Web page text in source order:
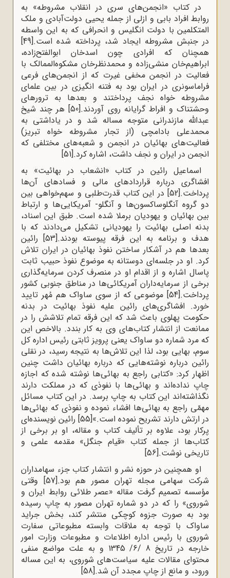
در کتاب «انجمن‌های سری در انقلاب مشروطه» به
روابط افراد بابی و ازلی از جمله یحیی دولت‌آبادی و ملک
المتکلمین با دولت انگلیس و انحرافی که به این واسطه
در جنبش مشروطه ایجاد شد، پرداخته شده است.[49]
همچنان که افرادی چون اسدخان ابوالفتح‌زاده،
ابراهیم‌خان منشی‌زاده و محمدنظرخان مشکوه‌الممالک با
فعالیت در انجمن مخفی غیرت که از انجمن‌های فرعی
فراماسونری در ایران بود به فتنه انگیزی در بین علمای
مشروطه خواه نجف پرداختند و بعدها به ترورهای
وحشتناک و افراط گرایانه روی آوردند.[50]
هر چند شیخ
عبدالله مازندرانی متوجه مساله شد و در یاداشتی به
محمدعلی بادامچی (از تجار مشروطه خواه تبریز)
فعالیت‌های بهائیان در انجمن و شعبه‌های مختلفی که
انجمن در ایران و نجف داشت، اشاره کرد.[51]
اسماعیل رائین در کتاب «انشعاب در بهائیت» به
افشاگری درباره قراردادهای مالی و فسادهای آن‌ها
پرداخت.[52]
در این کتاب قدرت‌طلبی و سهم‌خواهی بین
دو گروه آنگلوساکسون‌ها و آنگلو- آمریکایی‌ها و ارتباط
بین بهائیان و یهودیان برملا شده است. طبق این اسناد،
بدنه اصلی بهائیت را یهودیانی تشکیل می‌دادند که با
هدف و برنامه به این فرقه پیوسته بودند.[53]
رائین
بعدها هم در آشکار ساختن نفوذ بهائیان در ایران تلاش
کرد. او در جلسه‌ای دوستانه به موضوع نفوذ حبیب ثابت
پاسال اشاره و از اقدام او در منصرف کردن سرمایه‌گذاری
برخی از سرمایه‌داران آمریکائی‌ها در مناطق جنوبی کشور
پرداخت.[54]
موضوعی که از سوی ساواک هم مُهر تایید
خورد. افشاگری‌های رائین علیه نفوذ بهائیت در بدنه
حکومت پهلوی باعث شد که این فرقه تمام تلاشش را در
ممانعت از انتشار کتاب‌های وی به کار بندد. بالاخص این
که مرد شماره دو ساواک یعنی پرویز ثابتی رئیس اداره کل
سوم، بهایی بود، لذا این تلاش‌ها به نتیجه رسید، در نقلی
رائین درباره نوشته‌هایی که درباره بهائیان داشت چنین
اظهار کرد: «کتابی راجع به بهائی‌ها نوشته شده که اجازه
چاپ نداده‌اند و بهائی‌ها با نفوذی‌ که در مملکت دارند
نگذاشته‌اند این کتاب به چاپ برسد. در این کتاب مسائل
مهمّی راجع به بهائی‌ها افشاء نموده و نفوذی که بهائی‌ها
در ارتش دارند تشریح نموده است.»[55]
رائین نویسنده‌ای
پرکار بود، علاوه بر تألیف کتاب و مقاله، او بر برخی از
کتاب‌ها از جمله کتاب «قیام جنگل» مقدمه علمی و
تاریخی نوشت.[56]
او همچنین در حوزه نشر و انتشار کتاب جزء سهامداران
شرکت سهامی مجله تهران مصور هم بود.[57]
وقتی
مؤسسه تصمیم گرفت مقاله «عصر طلائى روابط ایران و
شوروى» را که در دو شماره تهران مصور به چاپ رسیده
بود به صورت جزوه کوچکى منتشر کند، بخش جراید
ساواک با توجه به ملاقات وابسته مطبوعاتى سفارت
شوروى با رئیس اداره اطلاعات و مطبوعات وزارت امور
خارجه در تاریخ 8 /6/ 1345 و به علت مواضع منفی
محتوای مقالات علیه سیاست‌هاى شوروى، به این مساله
ورود، و مانع از چاپ مجدد آن شد.[58]